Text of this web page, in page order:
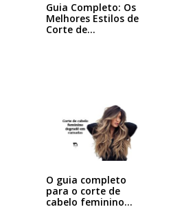
Guia Completo: Os
Melhores Estilos de
Corte de…
O guia completo
para o corte de
cabelo feminino…